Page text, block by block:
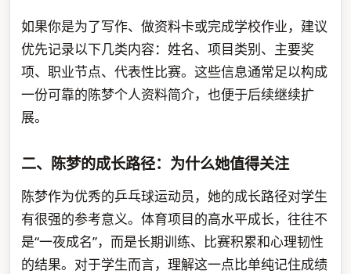
如果你是为了写作、做资料卡或完成学校作业，建议
优先记录以下几类内容：姓名、项目类别、主要奖
项、职业节点、代表性比赛。这些信息通常足以构成
一份可靠的陈梦个人资料简介，也便于后续继续扩
展。
二、陈梦的成长路径：为什么她值得关注
陈梦作为优秀的乒乓球运动员，她的成长路径对学生
有很强的参考意义。体育项目的高水平成长，往往不
是“一夜成名”，而是长期训练、比赛积累和心理韧性
的结果。对于学生而言，理解这一点比单纯记住成绩